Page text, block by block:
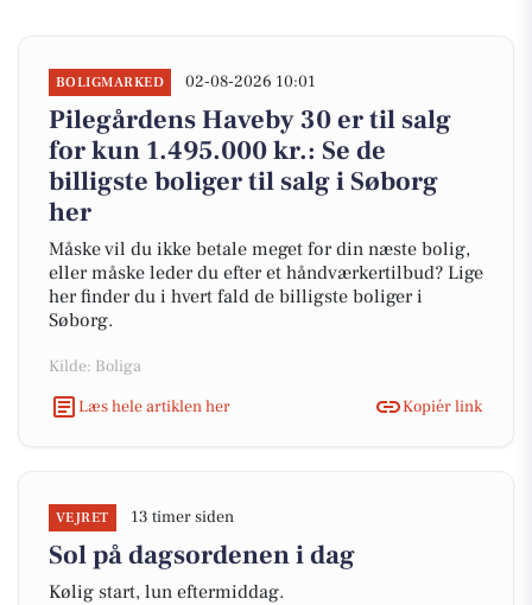
BOLIGMARKED 02-08-2026 10:01
Pilegårdens Haveby 30 er til salg
for kun 1.495.000 kr.: Se de
billigste boliger til salg i Søborg
her
Måske vil du ikke betale meget for din næste bolig,
eller måske leder du efter et håndværkertilbud? Lige
her finder du i hvert fald de billigste boliger i
Søborg.
Kilde: Boliga
Læs hele artiklen her
Kopiér link
VEJRET 13 timer siden
Sol på dagsordenen i dag
Kølig start, lun eftermiddag.